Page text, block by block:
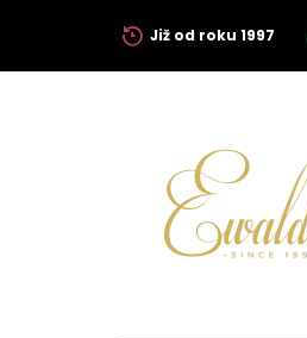
Již od roku 1997